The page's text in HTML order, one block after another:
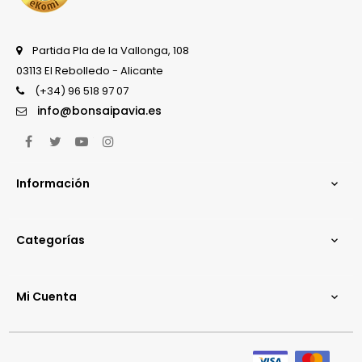
Partida Pla de la Vallonga, 108
03113 El Rebolledo - Alicante
(+34) 96 518 97 07
info@bonsaipavia.es
FacebookTwitterYouTube
Información 
Categorías 
Mi Cuenta 